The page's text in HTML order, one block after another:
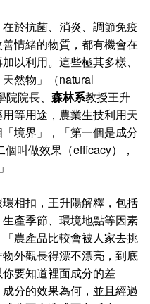
於抗菌、消炎、調節免疫
情緒的物質，都有機會在
以利用。這些極其多樣、
然物」（natural
院長、 森林系教授王升
等用途，農業生技利用天
境界」，「第一個是成分
叫做效果（efficacy），
相扣，王升陽解釋，包括
產季節、環境地點等因素
農產品比較會被人家去挑
外觀長得漂不漂亮，到底
要知道裡面成分的差
分的效果為何，並且經過